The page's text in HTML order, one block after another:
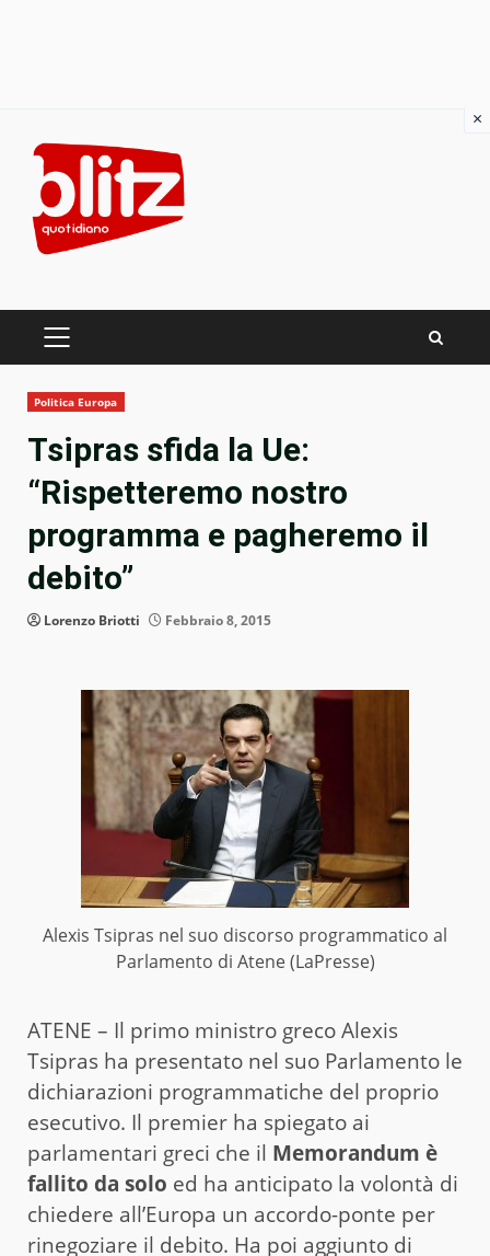
content
PRIMARY
Politica Europa
Tsipras sfida la Ue:
“Rispetteremo nostro
programma e pagheremo il
debito”
Lorenzo Briotti Febbraio 8, 2015
Alexis Tsipras nel suo discorso programmatico al
Parlamento di Atene (LaPresse)
ATENE – Il primo ministro greco Alexis
Tsipras ha presentato nel suo Parlamento le
dichiarazioni programmatiche del proprio
esecutivo. Il premier ha spiegato ai
parlamentari greci che il Memorandum è
fallito da solo ed ha anticipato la volontà di
chiedere all’Europa un accordo-ponte per
rinegoziare il debito. Ha poi aggiunto di
×